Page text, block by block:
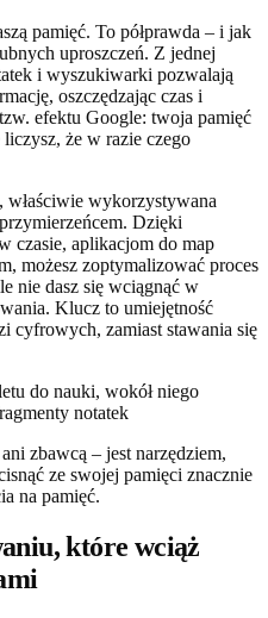
pamięć. To półprawda – i jak
uproszczeń. Z jednej
i wyszukiwarki pozwalają
oszczędzając czas i
efektu Google: twoja pamięć
że w razie czego
, właściwie wykorzystywana
Dzięki
czasie, aplikacjom do map
możesz zoptymalizować proces
nie dasz się wciągnąć w
Klucz to umiejętność
cyfrowych, zamiast stawania się
zbawcą – jest narzędziem,
ze swojej pamięci znacznie
na pamięć.
które wciąż